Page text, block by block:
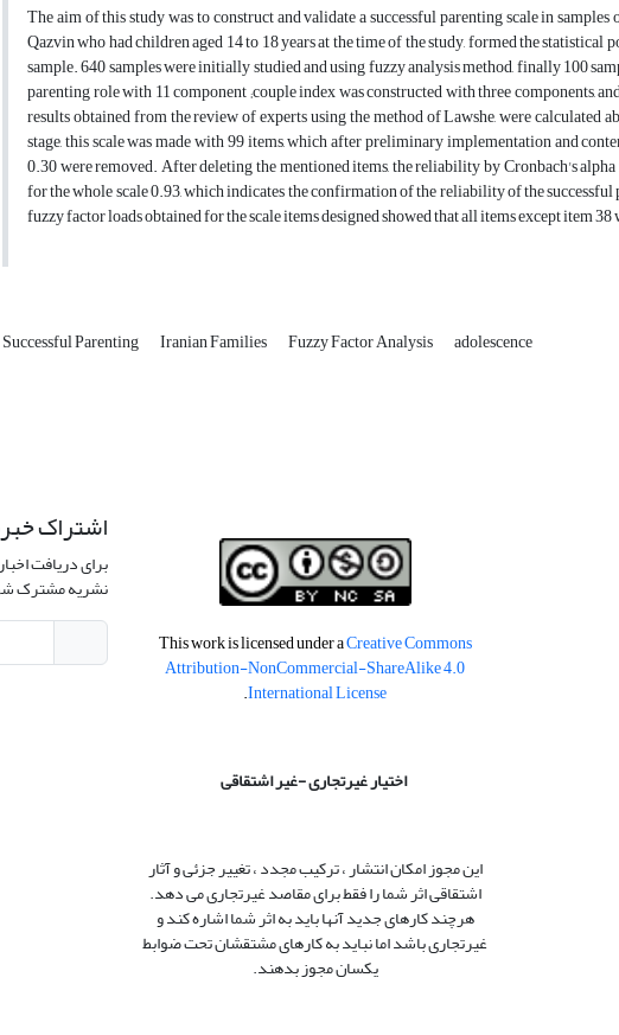
The aim of this study was to construct and validate a successful parenting scale in
Qazvin who had children aged 14 to 18 years at the time of the study, formed the
sample. 640 samples were initially studied and using fuzzy analysis method, finally 100
parenting role with 11 component ;couple index was constructed with three components,
results obtained from the review of experts using the method of Lawshe, were
stage, this scale was made with 99 items, which after preliminary implementation and
0.30 were removed. After deleting the mentioned items, the reliability by Cronbach's
for the whole scale 0.93, which indicates the confirmation of the reliability of the
fuzzy factor loads obtained for the scale items designed showed that all items except item
Successful Parenting Iranian Families Fuzzy Factor Analysis adolescence
This work is licensed under aCreative Commons
Attribution-NonCommercial-ShareAlike 4.0
International License
.
اختیار غیرتجاری -غیر اشتقاقی
این مجوز امکان انتشار ، ترکیب مجدد ، تغییر جزئی و آثار
اشتقاقی اثر شما را فقط برای مقاصد غیرتجاری می دهد.
هرچند کارهای جدید آنها باید به اثر شما اشاره کند و
غیرتجاری باشد اما نباید به کارهای مشتقشان تحت ضوابط
یکسان مجوز بدهند.
اشتراک
برای دریافت
نشریه مشترک